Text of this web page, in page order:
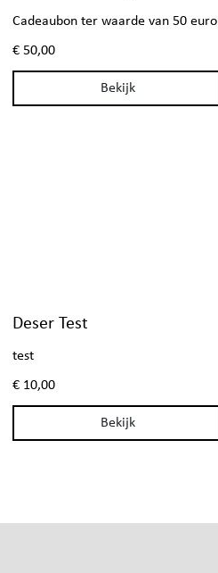
Cadeaubon ter waarde van 50 euro
€ 50,00
Bekijk
Deser Test
test
€ 10,00
Bekijk